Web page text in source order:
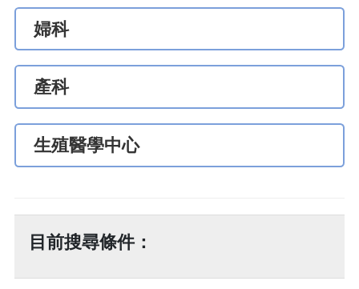
婦科
產科
生殖醫學中心
目前搜尋條件：